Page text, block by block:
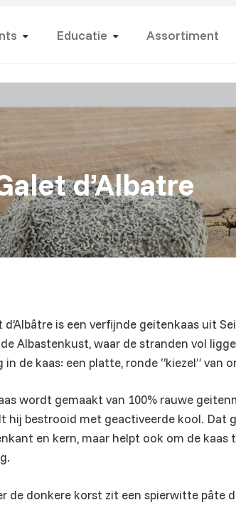
Educatie Assortiment
d’Albatre
d’Albâtre is een verfijnde geitenkaas uit
Albastenkust, waar de stranden vol
in de kaas: een platte, ronde “kiezel” van
wordt gemaakt van 100% rauwe
hij bestrooid met geactiveerde kool. Dat
en kern, maar helpt ook om de
de donkere korst zit een spierwitte pâte